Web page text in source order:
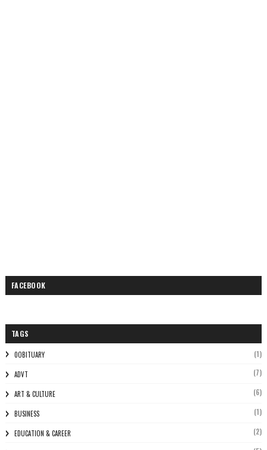
FACEBOOK
TAGS
0OBITUARY (1)
ADVT (7)
ART & CULTURE (6)
BUSINESS (1)
EDUCATION & CAREER (2)